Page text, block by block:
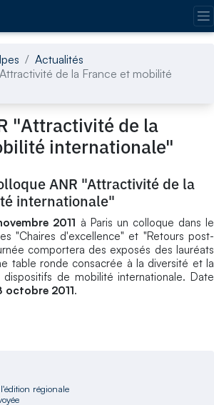
Actualités
de la France et mobilité
"Attractivité de la
internationale"
ANR "Attractivité de la
internationale"
2011 à Paris un colloque dans le
"Chaires d'excellence" et "Retours post-
comportera des exposés des lauréats
table ronde consacrée à la diversité et la
de mobilité internationale. Date
octobre 2011.
régionale